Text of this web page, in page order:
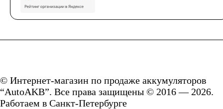
© Интернет-магазин по продаже аккумуляторов
“AutoAKB”. Все права защищены © 2016 — 2026.
Работаем в Санкт-Петербурге